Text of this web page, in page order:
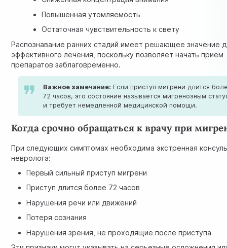
Повышенная утомляемость
Остаточная чувствительность к свету
Распознавание ранних стадий имеет решающее значение
эффективного лечения, поскольку позволяет начать прием
препаратов заблаговременно.
Важное замечание: Если приступ мигрени длится
72 часов, это состояние называется мигренозным
и требует немедленной медицинской помощи.
Когда срочно обращаться к врачу при
При следующих симптомах необходима экстренная
невролога:
Первый сильный приступ мигрени
Приступ длится более 72 часов
Нарушения речи или движений
Потеря сознания
Нарушения зрения, не проходящие после приступа